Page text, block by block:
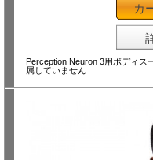
カ
Perception Neuron 3用ボディ
属していません